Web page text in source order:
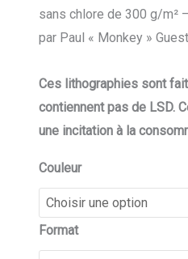
sans chlore de 300 g/m²
par Paul « Monkey »
Ces lithographies sont
contiennent pas de LSD.
une incitation à la
Couleur
Format